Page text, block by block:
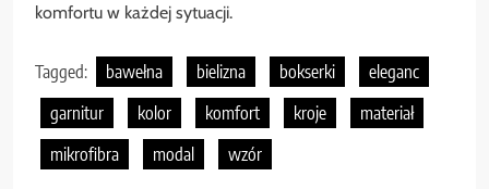
komfortu w każdej sytuacji.
Tagged: bawełna bielizna bokserki
eleganc
garnitur
kolor komfort kroje
materiał
mikrofibra
modal wzór